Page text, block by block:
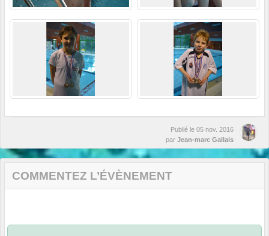
Publié le 05 nov. 2016
par Jean-marc Gallais
COMMENTEZ L’ÉVÈNEMENT